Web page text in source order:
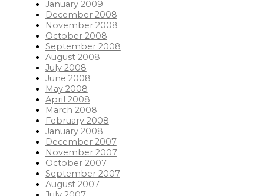
January 2009
December 2008
November 2008
October 2008
September 2008
August 2008
July 2008
June 2008
May 2008
April 2008
March 2008
February 2008
January 2008
December 2007
November 2007
October 2007
September 2007
August 2007